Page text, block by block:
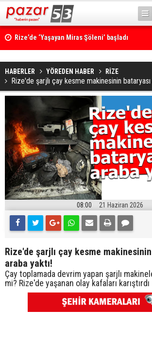
Rize’de ‘Yaşayan Miras Şöleni’ başladı
HABERLER YÖREDEN HABER RİZE
Rize'de şarjlı çay kesme makinesinin bataryası
08:00 21 Haziran 2026
Rize'de şarjlı çay kesme
araba yaktı!
Çay toplamada devrim yapan şarjlı
mi? Rize'de yaşanan olay kafaları karıştırdı